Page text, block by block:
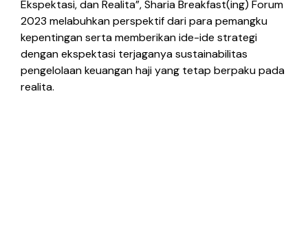
Ekspektasi, dan Realita”, Sharia Breakfast(ing) Forum
2023 melabuhkan perspektif dari para pemangku
kepentingan serta memberikan ide-ide strategi
dengan ekspektasi terjaganya sustainabilitas
pengelolaan keuangan haji yang tetap berpaku pada
realita.